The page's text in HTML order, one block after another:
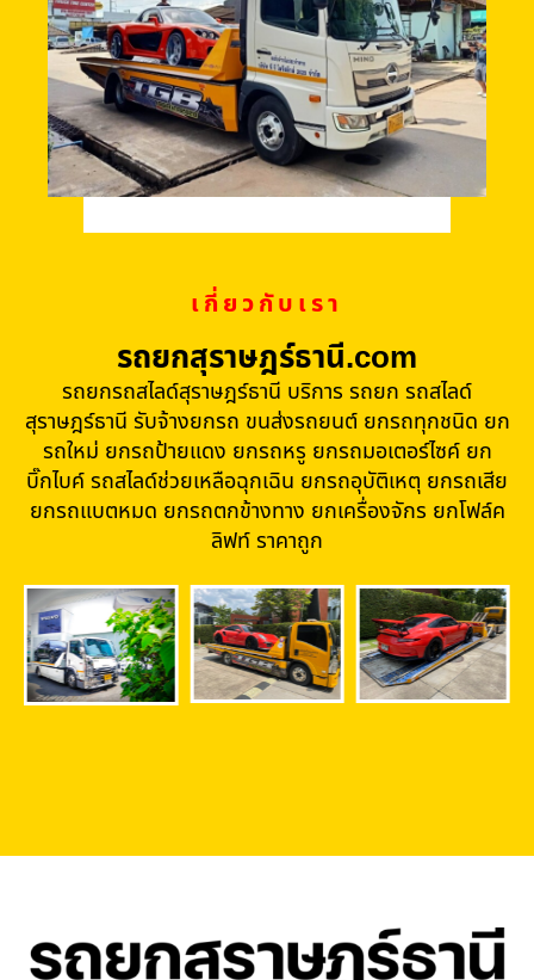
เกี่ยวกับเรา
รถยกสุราษฎร์ธานี.com
รถยกรถสไลด์สุราษฎร์ธานี บริการ รถยก รถสไลด์
สุราษฎร์ธานี รับจ้างยกรถ ขนส่งรถยนต์ ยกรถทุกชนิด ยก
รถใหม่ ยกรถป้ายแดง ยกรถหรู ยกรถมอเตอร์ไซค์ ยก
บิ๊กไบค์ รถสไลด์ช่วยเหลือฉุกเฉิน ยกรถอุบัติเหตุ ยกรถเสีย
ยกรถแบตหมด ยกรถตกข้างทาง ยกเครื่องจักร ยกโฟล์ค
ลิฟท์ ราคาถูก